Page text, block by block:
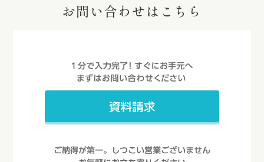
お問い合わせはこちら